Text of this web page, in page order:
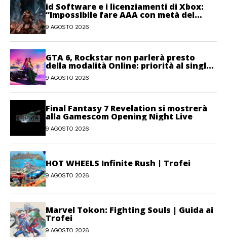
id Software e i licenziamenti di Xbox:
“Impossibile fare AAA con metà del
personale”
9 AGOSTO 2026
GTA 6, Rockstar non parlerà presto
della modalità Online: priorità al single-
player
9 AGOSTO 2026
Final Fantasy 7 Revelation si mostrerà
alla Gamescom Opening Night Live
9 AGOSTO 2026
HOT WHEELS Infinite Rush | Trofei
9 AGOSTO 2026
Marvel Tokon: Fighting Souls | Guida ai
Trofei
9 AGOSTO 2026